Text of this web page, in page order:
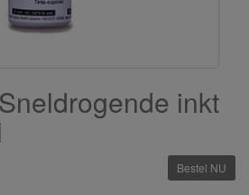
inkt
Bestel NU